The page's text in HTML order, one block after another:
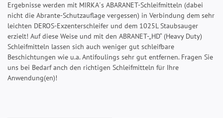
Ergebnisse werden mit MIRKA´s ABARANET-Schleifmitteln (dabei
nicht die Abrante-Schutzauflage vergessen) in Verbindung dem sehr
leichten DEROS-Exzenterschleifer und dem 1025L Staubsauger
erzielt! Auf diese Weise und mit den ABRANET-„HD“ (Heavy Duty)
Schleifmitteln lassen sich auch weniger gut schleifbare
Beschichtungen wie u.a. Antifoulings sehr gut entfernen. Fragen Sie
uns bei Bedarf anch den richtigen Schleifmitteln für Ihre
Anwendung(en)!